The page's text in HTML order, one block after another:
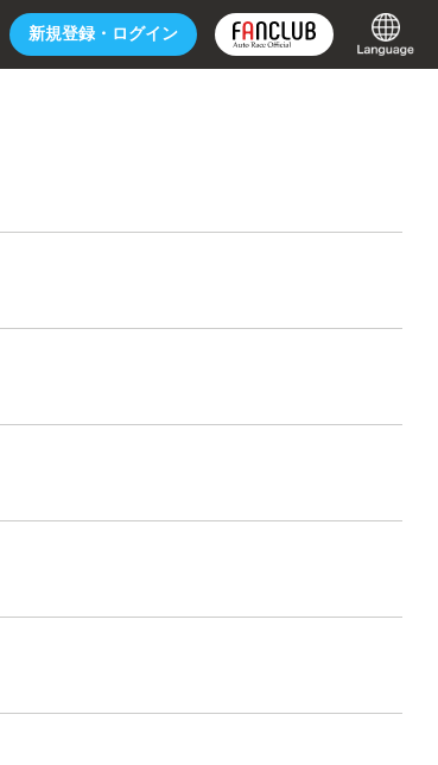
新規登録・ ログイン